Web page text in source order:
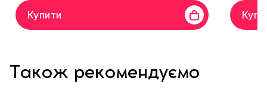
Купити
Також рекомендуємо